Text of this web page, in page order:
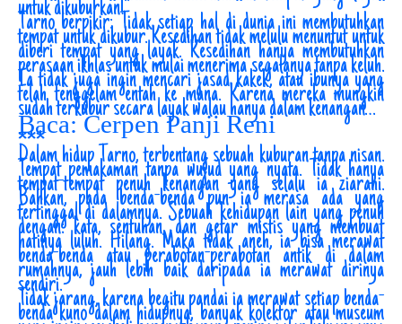
untuk dikuburkan!”
Tarno berpikir: Tidak setiap hal di dunia ini membutuhkan
tempat untuk dikubur. Kesedihan tidak melulu menuntut untuk
diberi tempat yang layak. Kesedihan hanya membutuhkan
perasaan ikhlas untuk mulai menerima segalanya tanpa keluh.
Ia tidak juga ingin mencari jasad kakek, atau ibunya yang
telah tenggelam entah ke mana. Karena mereka mungkin
sudah terkubur secara layak walau hanya dalam kenangan…
Baca: Cerpen Panji Reni
***
Dalam hidup Tarno, terbentang sebuah kuburan tanpa nisan.
Tempat pemakaman tanpa wujud yang nyata. Tidak hanya
tempat-tempat penuh kenangan yang selalu ia ziarahi.
Bahkan, pada benda-benda pun ia merasa ada yang
tertinggal di dalamnya. Sebuah kehidupan lain yang penuh
dengan: kata, sentuhan, dan getar mistis yang membuat
hatinya luluh. Hilang. Maka tidak aneh, ia bisa merawat
benda-benda atau perabotan-perabotan antik di dalam
rumahnya, jauh lebih baik daripada ia merawat dirinya
sendiri.
Tidak jarang, karena begitu pandai ia merawat setiap benda-
benda kuno dalam hidupnya, banyak kolektor atau museum